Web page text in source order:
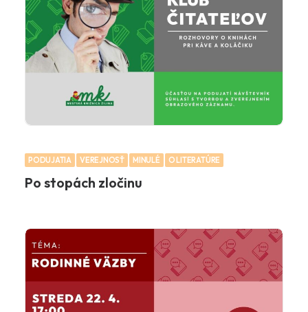
PODUJATIA VEREJNOSŤ MINULÉ O LITERATÚRE
Po stopách zločinu